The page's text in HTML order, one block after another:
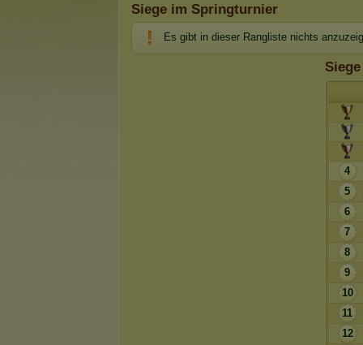
Siege im Springturnier
Es gibt in dieser Rangliste nichts
4
5
6
7
8
9
10
11
12